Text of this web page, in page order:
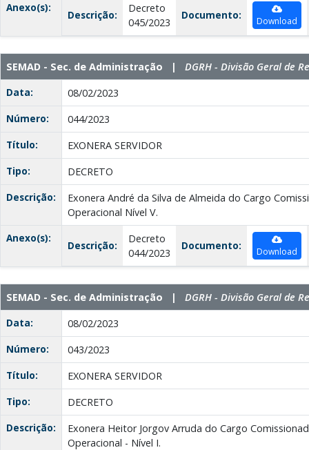
Anexo(s):
Descrição:
Decreto
045/2023
Documento: Download
SEMAD - Sec. de Administração | DGRH - Divisão Geral de
Data:
08/02/2023
Número:
044/2023
Título:
EXONERA SERVIDOR
Tipo:
DECRETO
Descrição:
Exonera André da Silva de Almeida do Cargo
Operacional Nível V.
Anexo(s):
Descrição:
Decreto
044/2023
Documento: Download
SEMAD - Sec. de Administração | DGRH - Divisão Geral de
Data:
08/02/2023
Número:
043/2023
Título:
EXONERA SERVIDOR
Tipo:
DECRETO
Descrição:
Exonera Heitor Jorgov Arruda do Cargo
Operacional - Nível I.